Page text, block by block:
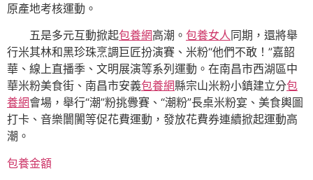
原產地考核運動。
五是多元互動掀起包養網高潮。 包養女人同期，還將舉
行米其林和黑珍珠烹調巨匠扮演賽、米粉“他們不敢！”嘉韶
華、線上直播季、文明展演等系列運動。在南昌市西湖區中
華米粉美食街、南昌市安義包養網縣宗山米粉小鎮建立分包
養網會場，舉行“潮”粉挑釁賽、“潮粉”長桌米粉宴、美食輿圖
打卡、音樂闤闠等促花費運動，發放花費券連續掀起運動高
潮。
包養金額